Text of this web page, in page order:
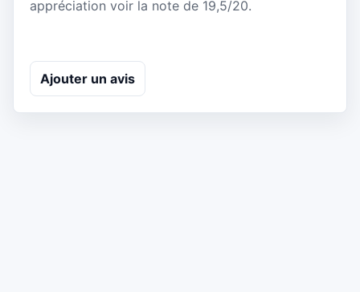
appréciation voir la note de 19,5/20.
Ajouter un avis